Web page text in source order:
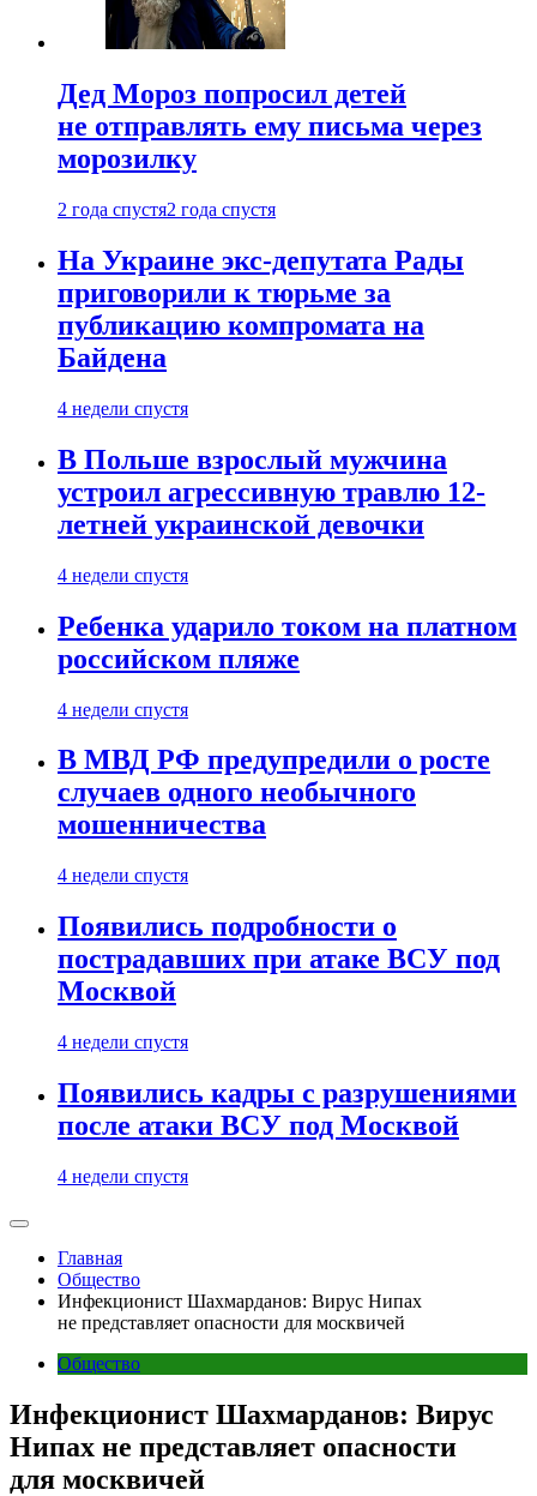
Дед Мороз попросил детей
не отправлять ему письма через
морозилку
2 года спустя2 года спустя
На Украине экс-депутата Рады
приговорили к тюрьме за
публикацию компромата на
Байдена
4 недели спустя
В Польше взрослый мужчина
устроил агрессивную травлю 12-
летней украинской девочки
4 недели спустя
Ребенка ударило током на платном
российском пляже
4 недели спустя
В МВД РФ предупредили о росте
случаев одного необычного
мошенничества
4 недели спустя
Появились подробности о
пострадавших при атаке ВСУ под
Москвой
4 недели спустя
Появились кадры с разрушениями
после атаки ВСУ под Москвой
4 недели спустя
Главная
Общество
Инфекционист Шахмарданов: Вирус Нипах
не представляет опасности для москвичей
Общество
Инфекционист Шахмарданов: Вирус
Нипах не представляет опасности
для москвичей